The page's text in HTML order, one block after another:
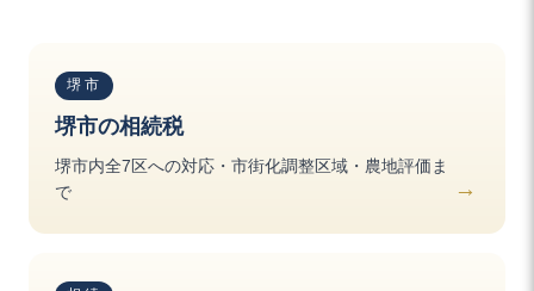
堺市
堺市の相続税
堺市内全7区への対応・市街化調整区域・農地評価ま
で